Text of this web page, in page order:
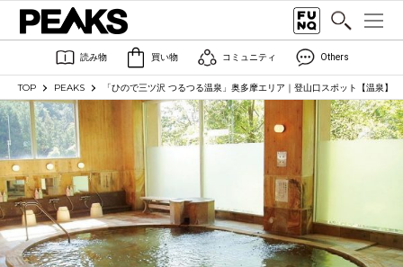
読み物 買い物 コミュニティ Others
TOP PEAKS 「ひので三ツ沢 つるつる温泉」奥多摩エリア｜登山口スポット【温泉】